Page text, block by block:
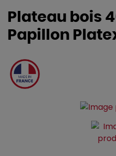
Plateau bois
Papillon